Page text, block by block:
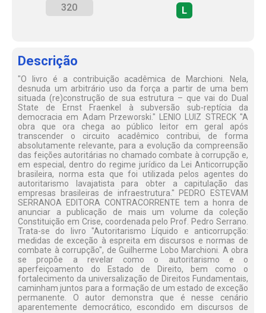
320
L
Descrição
"O livro é a contribuição acadêmica de Marchioni. Nela,
desnuda um arbitrário uso da força a partir de uma bem
situada (re)construção de sua estrutura – que vai do Dual
State de Ernst Fraenkel à subversão sub-reptícia da
democracia em Adam Przeworski." LENIO LUIZ STRECK "A
obra que ora chega ao público leitor em geral após
transcender o circuito acadêmico contribui, de forma
absolutamente relevante, para a evolução da compreensão
das feições autoritárias no chamado combate à corrupção e,
em especial, dentro do regime jurídico da Lei Anticorrupção
brasileira, norma esta que foi utilizada pelos agentes do
autoritarismo lavajatista para obter a capitulação das
empresas brasileiras de infraestrutura." PEDRO ESTEVAM
SERRANOA EDITORA CONTRACORRENTE tem a honra de
anunciar a publicação de mais um volume da coleção
Constituição em Crise, coordenada pelo Prof. Pedro Serrano.
Trata-se do livro "Autoritarismo Líquido e anticorrupção:
medidas de exceção à espreita em discursos e normas de
combate à corrupção", de Guilherme Lobo Marchioni. A obra
se propõe a revelar como o autoritarismo e o
aperfeiçoamento do Estado de Direito, bem como o
fortalecimento da universalização de Direitos Fundamentais,
caminham juntos para a formação de um estado de exceção
permanente. O autor demonstra que é nesse cenário
aparentemente democrático, escondido em discursos de